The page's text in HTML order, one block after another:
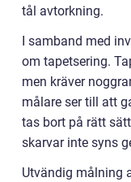
tål avtorkning.
I samband med
om tapetsering.
men kräver
målare ser till att
tas bort på rätt
skarvar inte syns
Utvändig målning